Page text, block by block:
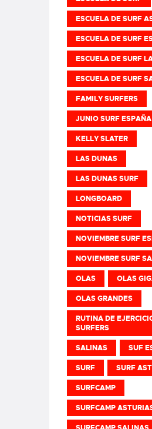
ESCUELA DE SURF
ESCUELA DE SURF
ESCUELA DE SURF
ESCUELA DE SURF
FAMILY SURFERS
JUNIO SURF ESPAÑA
KELLY SLATER
LAS DUNAS
LAS DUNAS SURF
LONGBOARD
NOTICIAS SURF
NOVIEMBRE SURF
NOVIEMBRE SURF
OLAS OLAS
OLAS GRANDES
RUTINA DE
SURFERS
SALINAS SUF
SURF SURF
SURFCAMP
SURFCAMP